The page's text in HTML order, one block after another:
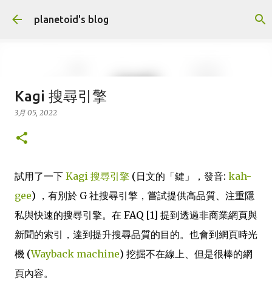
planetoid's blog
世界鮮奶第一貴的國家？
Kagi 搜尋引擎
3月 05, 2022
試用了一下 Kagi 搜尋引擎 (日文的「鍵」，發音: kah-
gee) ，有別於 G 社搜尋引擎，嘗試提供高品質、注重隱
私與快速的搜尋引擎。在 FAQ [1] 提到透過非商業網頁與
新聞的索引，達到提升搜尋品質的目的。也會到網頁時光
機 (Wayback machine) 挖掘不在線上、但是很棒的網
頁內容。